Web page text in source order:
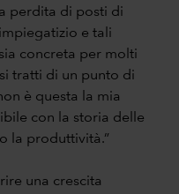
perdita di posti di
e tali
concreta per molti
tratti di un punto di
è questa la mia
con la storia delle
la produttività.”
una crescita